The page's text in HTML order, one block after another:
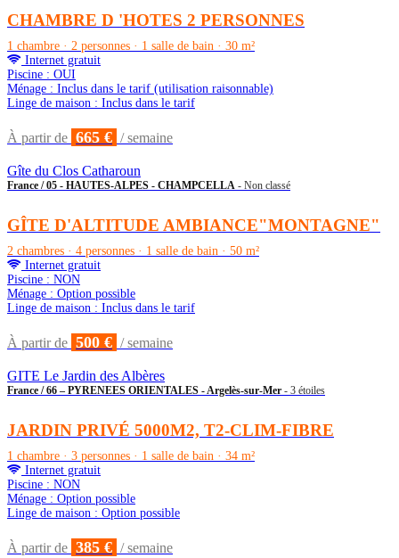
CHAMBRE D 'HOTES 2 PERSONNES
1 chambre · 2 personnes · 1 salle de bain · 30 m²
Internet gratuit
Piscine : OUI
Ménage : Inclus dans le tarif (utilisation raisonnable)
Linge de maison : Inclus dans le tarif
À partir de 665 € / semaine
Gîte du Clos Catharoun
France / 05 - HAUTES-ALPES - CHAMPCELLA - Non classé
GÎTE D'ALTITUDE AMBIANCE"MONTAGNE"
2 chambres · 4 personnes · 1 salle de bain · 50 m²
Internet gratuit
Piscine : NON
Ménage : Option possible
Linge de maison : Inclus dans le tarif
À partir de 500 € / semaine
GITE Le Jardin des Albères
France / 66 – PYRENEES ORIENTALES - Argelès-sur-Mer - 3 étoiles
JARDIN PRIVÉ 5000M2, T2-CLIM-FIBRE
1 chambre · 3 personnes · 1 salle de bain · 34 m²
Internet gratuit
Piscine : NON
Ménage : Option possible
Linge de maison : Option possible
À partir de 385 € / semaine